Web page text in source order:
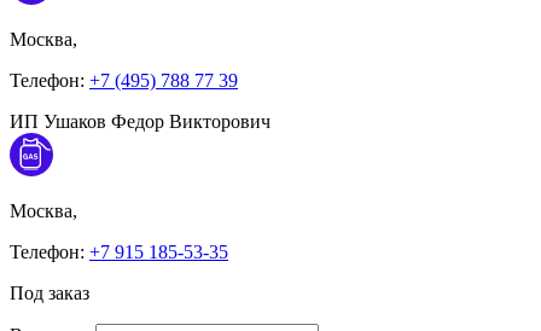
Москва,
Телефон: +7 (495) 788 77 39
ИП Ушаков Федор Викторович
Москва,
Телефон: +7 915 185-53-35
Под заказ